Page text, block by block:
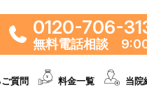
0120-706-
無料電話相談
質問 料金一覧 当院